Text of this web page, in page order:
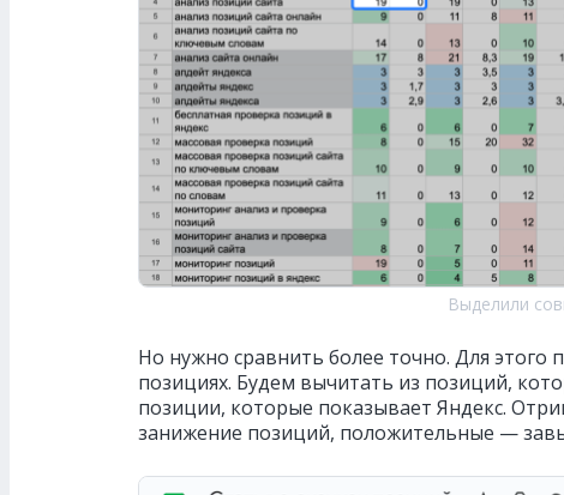
Выделили
Но нужно сравнить более точно. Для этого
позициях. Будем вычитать из позиций,
позиции, которые показывает Яндекс.
занижение позиций, положительные —